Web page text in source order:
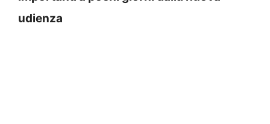
udienza